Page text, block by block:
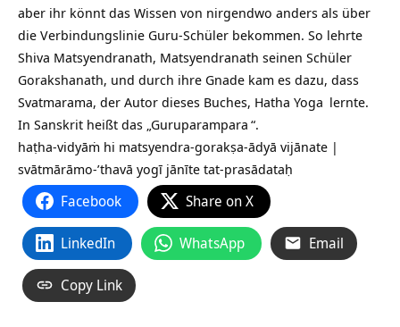
aber ihr könnt das Wissen von nirgendwo anders als über
die Verbindungslinie Guru-Schüler bekommen. So lehrte
Shiva Matsyendranath, Matsyendranath seinen Schüler
Gorakshanath, und durch ihre Gnade kam es dazu, dass
Svatmarama, der Autor dieses Buches, Hatha Yoga lernte.
In Sanskrit heißt das „ Guruparampara “.
haṭha-vidyāṁ hi matsyendra-gorakṣa-ādyā vijānate |
svātmārāmo-’thavā yogī jānīte tat-prasādataḥ
Facebook Share on X
LinkedIn WhatsApp Email
Copy Link